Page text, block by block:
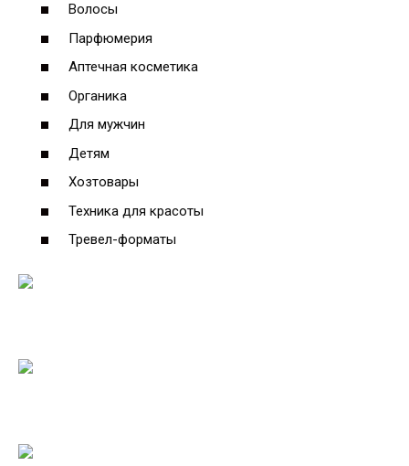
Волосы
Парфюмерия
Аптечная косметика
Органика
Для мужчин
Детям
Хозтовары
Техника для красоты
Тревел-форматы